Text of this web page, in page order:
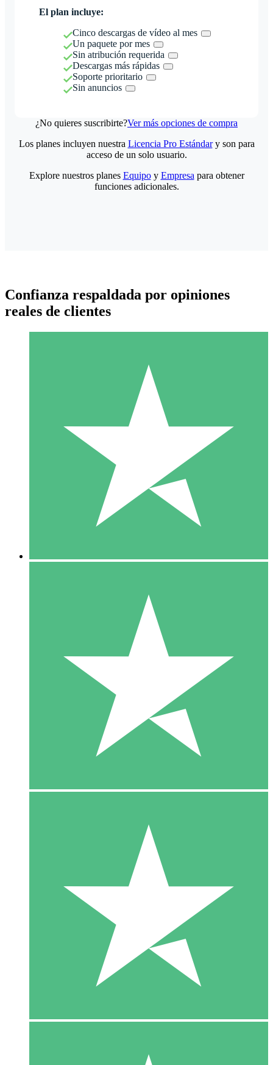
El plan incluye:
Cinco descargas de vídeo al mes
Un paquete por mes
Sin atribución requerida
Descargas más rápidas
Soporte prioritario
Sin anuncios
¿No quieres suscribirte?Ver más opciones de compra
Paquetes de Créditos Individuales
Paga según el uso con créditos de descarga. Sin compromiso
10 00
10 Descargas
20 00
Los planes incluyen nuestra Licencia Pro Estándary son para
acceso de un solo usuario.
Explore nuestros planes Equipoy Empresa para obtener
funciones adicionales.
Confianza respaldada por opiniones
reales de clientes